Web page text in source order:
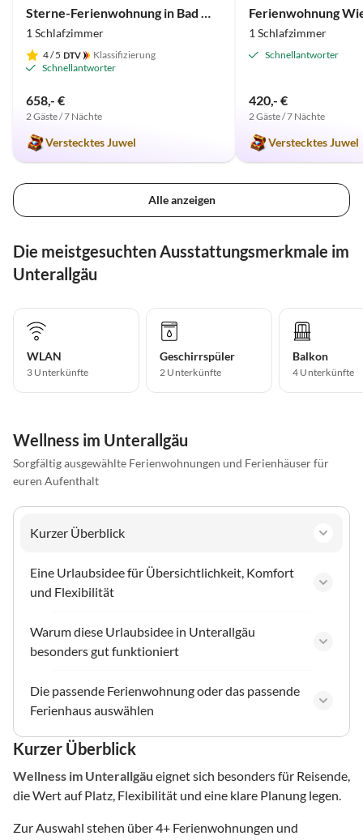
Sterne-Ferienwohnung in Bad Wörishofen (Zentrum)
1 Schlafzimmer
4/ 5
Klassifizierung
Schnellantworter
658,- €
2 Gäste / 7 Nächte
Verstecktes Juwel
Ferienwohnung
1 Schlafzimmer
Schnellantworter
420,- €
2 Gäste / 7 Nächte
Verstecktes Juwel
Alle anzeigen
Die meistgesuchten Ausstattungsmerkmale im
Unterallgäu
WLAN
3 Unterkünfte
Geschirrspüler
2 Unterkünfte
Balkon
4 Unterkünfte
Wellness im Unterallgäu
Sorgfältig ausgewählte Ferienwohnungen und Ferienhäuser für
euren Aufenthalt
Kurzer Überblick
Eine Urlaubsidee für Übersichtlichkeit, Komfort
und Flexibilität
Warum diese Urlaubsidee in Unterallgäu
besonders gut funktioniert
Die passende Ferienwohnung oder das passende
Ferienhaus auswählen
Kurzer Überblick
Wellness im Unterallgäu eignet sich besonders für Reisende,
die Wert auf Platz, Flexibilität und eine klare Planung legen.
Zur Auswahl stehen über4+ Ferienwohnungen und